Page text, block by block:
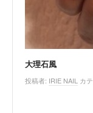
大理石風
投稿者: IRIE NAIL カ